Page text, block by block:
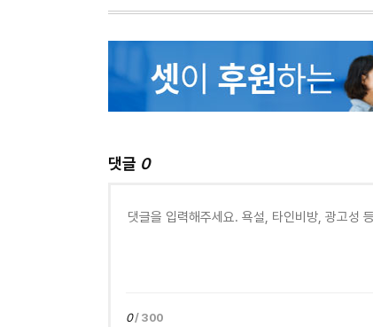
댓글 0
0/ 300